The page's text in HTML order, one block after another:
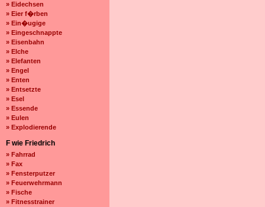
» Eidechsen
» Eier f�rben
» Ein�ugige
» Eingeschnappte
» Eisenbahn
» Elche
» Elefanten
» Engel
» Enten
» Entsetzte
» Esel
» Essende
» Eulen
» Explodierende
F wie Friedrich
» Fahrrad
» Fax
» Fensterputzer
» Feuerwehrmann
» Fische
» Fitnesstrainer